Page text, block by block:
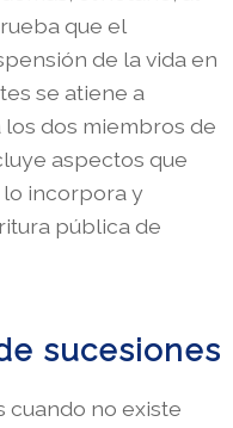
que el
de la vida en
se atiene a
dos miembros de
aspectos que
incorpora y
pública de
sucesiones
cuando no existe